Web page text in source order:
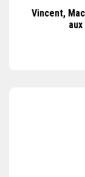
Vincent,